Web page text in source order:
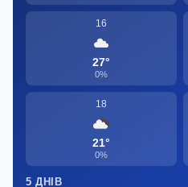
16
27°
0%
18
21°
0%
5 ДНІВ